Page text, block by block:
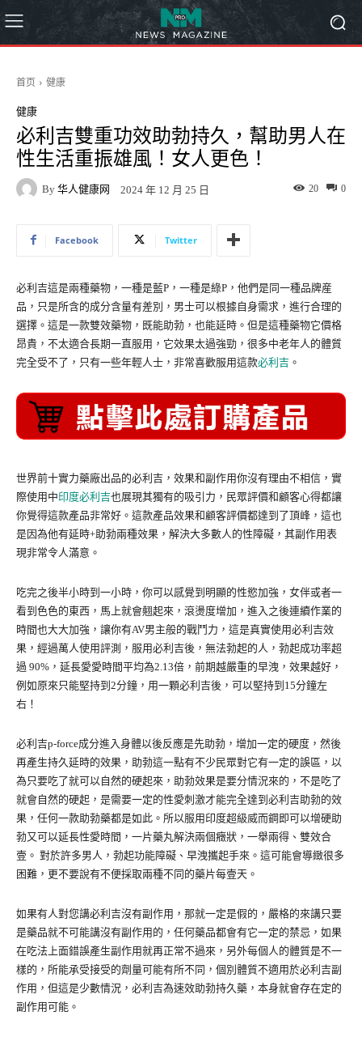
首页 健康
健康
必利吉雙重功效助勃持久，幫助男人在
性生活重振雄風！女人更色！
By 华人健康网 2024 年 12 月 25 日 0
20
Facebook Twitter
必利吉這是兩種藥物，一種是藍P，一種是綠P，他們是同一種品牌産
品，只是所含的成分含量有差別，男士可以根據自身需求，進行合理的
選擇。這是一款雙效藥物，既能助勃，也能延時。但是這種藥物它價格
昂貴，不太適合長期一直服用，它效果太過強勁，很多中老年人的體質
完全受不了，只有一些年輕人士，非常喜歡服用這款必利吉 。
世界前十實力藥廠出品的必利吉，效果和副作用你沒有理由不相信，實
際使用中印度必利吉也展現其獨有的吸引力，民眾評價和顧客心得都讓
你覺得這款產品非常好。這款產品效果和顧客評價都達到了頂峰，這也
是因為他有延時+助勃兩種效果，解決大多數人的性障礙，其副作用表
現非常令人滿意。
吃完之後半小時到一小時，你可以感覺到明顯的性慾加強，女伴或者一
看到色色的東西，馬上就會翹起來，滾燙度增加，進入之後連續作業的
時間也大大加強，讓你有AV男主般的戰鬥力，這是真實使用必利吉效
果，經過萬人使用評測，服用必利吉後，無法勃起的人，勃起成功率超
過 90%，延長愛愛時間平均為2.13倍，前期越嚴重的早洩，效果越好，
例如原來只能堅持到2分鐘，用一顆必利吉後，可以堅持到15分鐘左
右！
必利吉p-force成分進入身體以後反應是先助勃，增加一定的硬度，然後
再產生持久延時的效果，助勃這一點有不少民眾對它有一定的誤區，以
為只要吃了就可以自然的硬起來，助勃效果是要分情況來的，不是吃了
就會自然的硬起，是需要一定的性愛刺激才能完全達到必利吉助勃的效
果，任何一款助勃藥都是如此。所以服用印度超級威而鋼即可以增硬助
勃又可以延長性愛時間，一片藥丸解決兩個癥狀，一舉兩得、雙效合
壹。 對於許多男人，勃起功能障礙、早洩攜起手來。這可能會導緻很多
困難，更不要說有不便採取兩種不同的藥片每壹天。
如果有人對您講必利吉沒有副作用，那就一定是假的，嚴格的來講只要
是藥品就不可能講沒有副作用的，任何藥品都會有它一定的禁忌，如果
在吃法上面錯誤產生副作用就再正常不過來，另外每個人的體質是不一
樣的，所能承受接受的劑量可能有所不同，個別體質不適用於必利吉副
作用，但這是少數情況，必利吉為速效助勃持久藥，本身就會存在定的
副作用可能。